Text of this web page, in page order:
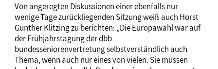
Von angeregten Diskussionen einer ebenfalls nur
wenige Tage zurückliegenden Sitzung weiß auch Horst
Günther Klitzing zu berichten: „Die Europawahl war auf
der Frühjahrstagung der dbb
bundesseniorenvertretung selbstverständlich auch
Thema, wenn auch nur eines von vielen. Sie müssen